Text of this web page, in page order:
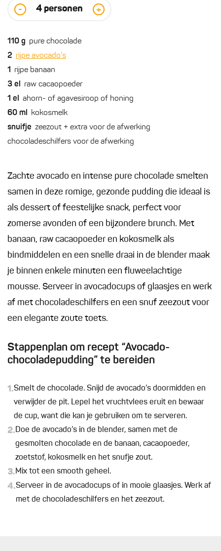
- 4 personen +
110 g pure chocolade
2 rijpe avocado's
1 rijpe banaan
3 el raw cacaopoeder
1 el ahorn- of agavesiroop of honing
60 ml kokosmelk
snuifje zeezout + extra voor de afwerking
chocoladeschilfers voor de afwerking
Zachte avocado en intense pure chocolade smelten
samen in deze romige, gezonde pudding die ideaal is
als dessert of feestelijke snack, perfect voor
zomerse avonden of een bijzondere brunch. Met
banaan, raw cacaopoeder en kokosmelk als
bindmiddelen en een snelle draai in de blender maak
je binnen enkele minuten een fluweelachtige
mousse. Serveer in avocadocups of glaasjes en werk
af met chocoladeschilfers en een snuf zeezout voor
een elegante zoute toets.
Stappenplan om recept “Avocado-
chocoladepudding” te bereiden
1.Smelt de chocolade. Snijd de avocado’s doormidden en
verwijder de pit. Lepel het vruchtvlees eruit en bewaar
de cup, want die kan je gebruiken om te serveren.
2.Doe de avocado’s in de blender, samen met de
gesmolten chocolade en de banaan, cacaopoeder,
zoetstof, kokosmelk en het snufje zout.
3.Mix tot een smooth geheel.
4.Serveer in de avocadocups of in mooie glaasjes. Werk af
met de chocoladeschilfers en het zeezout.